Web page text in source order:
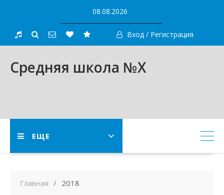
content
08.08.2026
Вход / Регистрация
Средняя школа №X
ЕЩЕ
Главная 2018